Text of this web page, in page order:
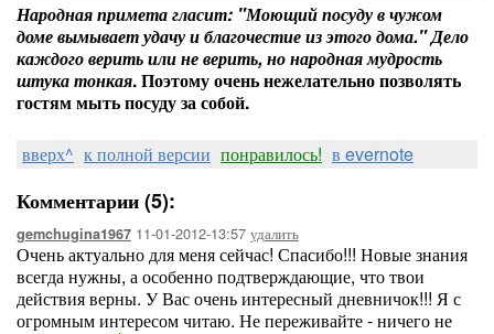
Народная примета гласит: "Моющий посуду в чужом
доме вымывает удачу и благочестие из этого дома." Дело
каждого верить или не верить, но народная мудрость
штука тонкая. Поэтому очень нежелательно позволять
гостям мыть посуду за собой.
вверх^ к полной версии понравилось! в evernote
Комментарии (5):
gemchugina1967 11-01-2012-13:57 удалить
Очень актуально для меня сейчас! Спасибо!!! Новые знания
всегда нужны, а особенно подтверждающие, что твои
действия верны. У Вас очень интересный дневничок!!! Я с
огромным интересом читаю. Не переживайте - ничего не